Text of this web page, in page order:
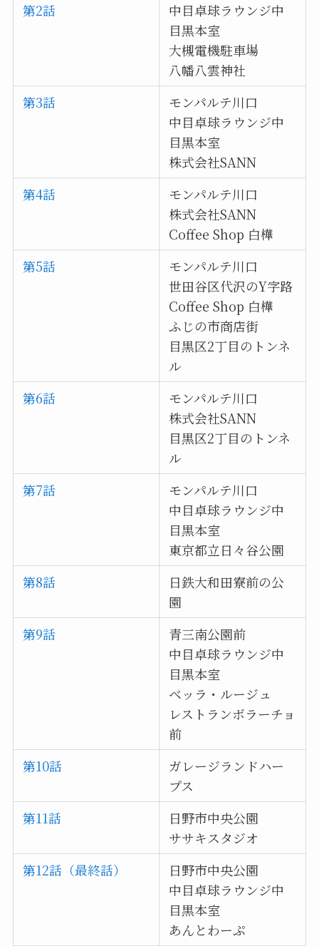
第2話
中目卓球ラウンジ中
目黒本室
大槻電機駐車場
八幡八雲神社
第3話
モンパルテ川口
中目卓球ラウンジ中
目黒本室
株式会社SANN
第4話
モンパルテ川口
株式会社SANN
Coffee Shop 白樺
第5話
モンパルテ川口
世田谷区代沢のY字路
Coffee Shop 白樺
ふじの市商店街
目黒区2丁目のトンネ
ル
第6話
モンパルテ川口
株式会社SANN
目黒区2丁目のトンネ
ル
第7話
モンパルテ川口
中目卓球ラウンジ中
目黒本室
東京都立日々谷公園
第8話
日鉄大和田寮前の公
園
第9話
青三南公園前
中目卓球ラウンジ中
目黒本室
ベッラ・ルージュ
レストランボラーチョ
前
第10話
ガレージランドハー
プス
第11話
日野市中央公園
ササキスタジオ
第12話（最終話）
日野市中央公園
中目卓球ラウンジ中
目黒本室
あんとわーぷ